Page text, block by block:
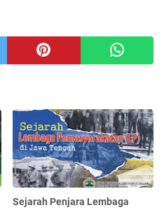
Sejarah Penjara Lembaga